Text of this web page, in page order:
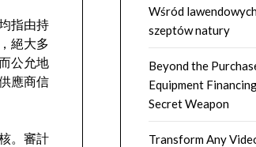
指由持
絕大多
公允地
應商信
。審計
Wśród
szeptów natury
Beyond the
Equipment
Secret Weapon
Transform Any